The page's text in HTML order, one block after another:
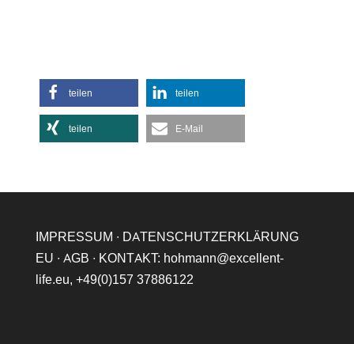
teilen teilen
teilen E-Mail
IMPRESSUM ∙ DATENSCHUTZERKLÄRUNG
EU ∙ AGB ∙ KONTAKT: hohmann@excellent-
life.eu, +49(0)157 37886122